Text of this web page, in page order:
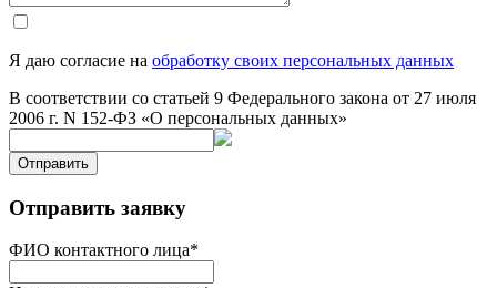
Я даю согласие на обработку своих персональных данных
В соответствии со статьей 9 Федерального закона от 27 июля
2006 г. N 152-ФЗ «О персональных данных»
Отправить
Отправить заявку
ФИО контактного лица*